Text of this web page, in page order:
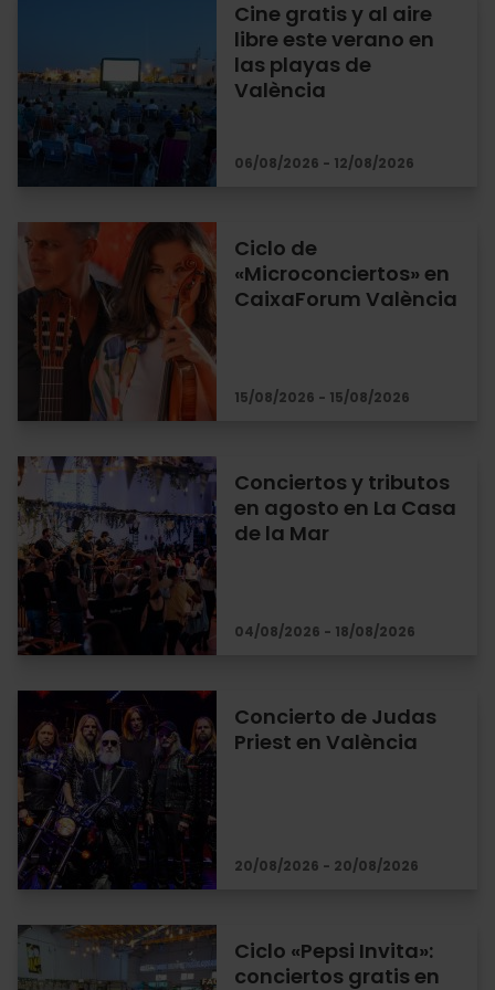
Cine gratis y al aire
libre este verano en
las playas de
València
06/08/2026 - 12/08/2026
Ciclo de
«Microconciertos» en
CaixaForum València
15/08/2026 - 15/08/2026
Conciertos y tributos
en agosto en La Casa
de la Mar
04/08/2026 - 18/08/2026
Concierto de Judas
Priest en València
20/08/2026 - 20/08/2026
Ciclo «Pepsi Invita»:
conciertos gratis en